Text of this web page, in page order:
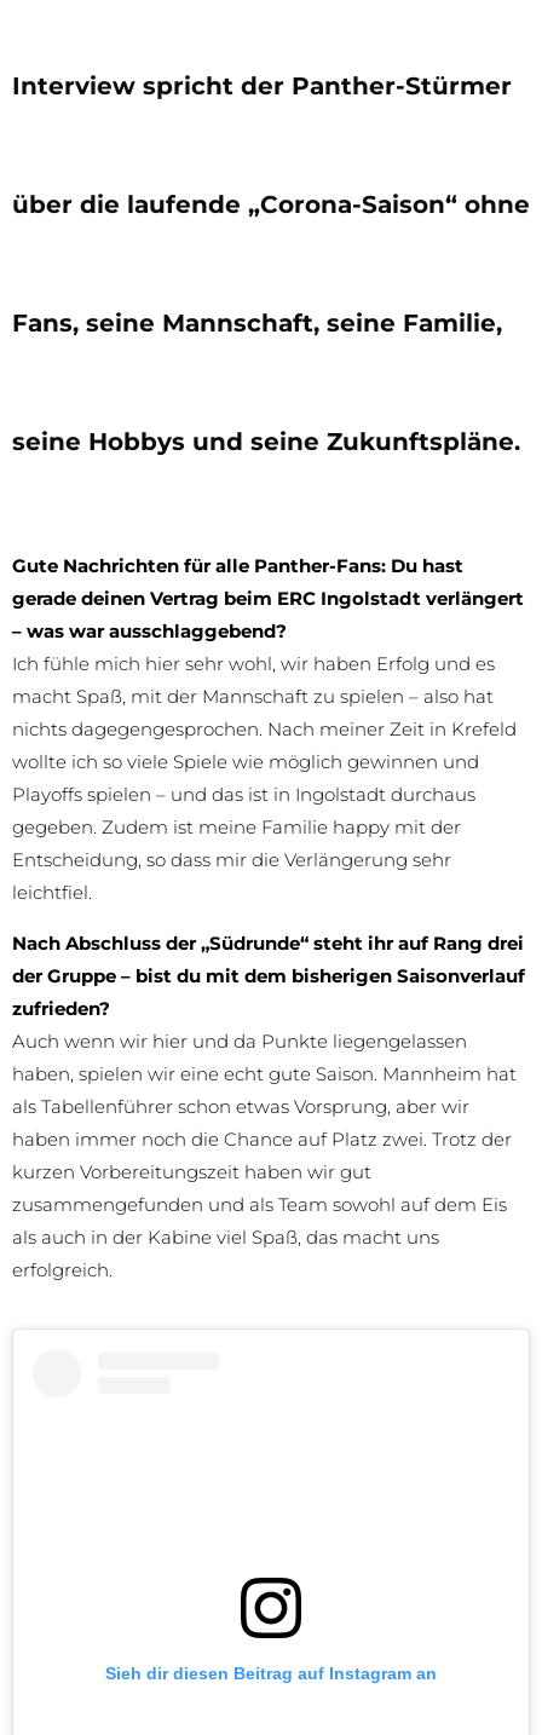
Interview spricht der Panther-Stürmer
über die laufende „Corona-Saison“ ohne
Fans, seine Mannschaft, seine Familie,
seine Hobbys und seine Zukunftspläne.
Gute Nachrichten für alle Panther-Fans: Du hast
gerade deinen Vertrag beim ERC Ingolstadt verlängert
– was war ausschlaggebend?
Ich fühle mich hier sehr wohl, wir haben Erfolg und es
macht Spaß, mit der Mannschaft zu spielen – also hat
nichts dagegengesprochen. Nach meiner Zeit in Krefeld
wollte ich so viele Spiele wie möglich gewinnen und
Playoffs spielen – und das ist in Ingolstadt durchaus
gegeben. Zudem ist meine Familie happy mit der
Entscheidung, so dass mir die Verlängerung sehr
leichtfiel.
Nach Abschluss der „Südrunde“ steht ihr auf Rang drei
der Gruppe – bist du mit dem bisherigen Saisonverlauf
zufrieden?
Auch wenn wir hier und da Punkte liegengelassen
haben, spielen wir eine echt gute Saison. Mannheim hat
als Tabellenführer schon etwas Vorsprung, aber wir
haben immer noch die Chance auf Platz zwei. Trotz der
kurzen Vorbereitungszeit haben wir gut
zusammengefunden und als Team sowohl auf dem Eis
als auch in der Kabine viel Spaß, das macht uns
erfolgreich.
Sieh dir diesen Beitrag auf Instagram an